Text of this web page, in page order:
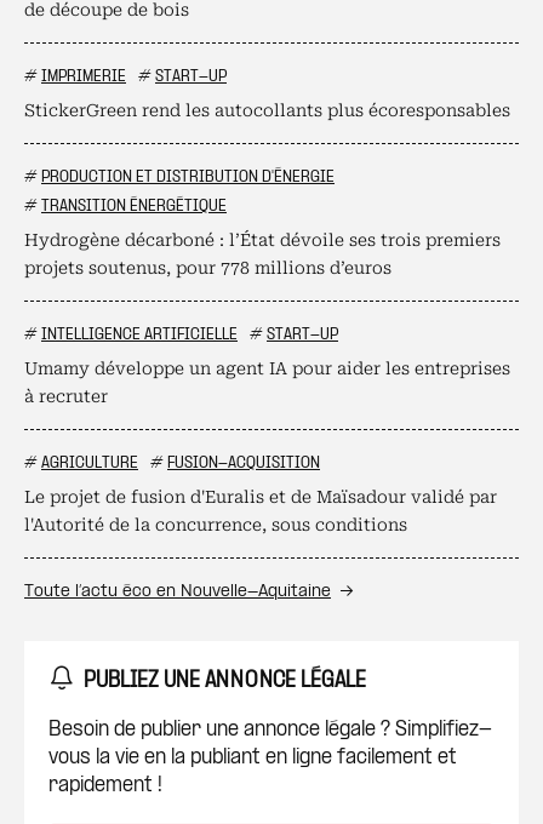
de découpe de bois
# IMPRIMERIE # START-UP
StickerGreen rend les autocollants plus écoresponsables
# PRODUCTION ET DISTRIBUTION D'ÉNERGIE
# TRANSITION ÉNERGÉTIQUE
Hydrogène décarboné : l’État dévoile ses trois premiers
projets soutenus, pour 778 millions d’euros
# INTELLIGENCE ARTIFICIELLE # START-UP
Umamy développe un agent IA pour aider les entreprises
à recruter
# AGRICULTURE # FUSION-ACQUISITION
Le projet de fusion d'Euralis et de Maïsadour validé par
l'Autorité de la concurrence, sous conditions
Toute l’actu éco en Nouvelle-Aquitaine
PUBLIEZ UNE ANNONCE LÉGALE
Besoin de publier une annonce légale ? Simplifiez-
vous la vie en la publiant en ligne facilement et
rapidement !